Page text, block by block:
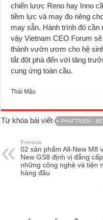
chiến lược Reno hay Inno
tiềm lực và may đo riêng
may sẵn. Hành trình đó
vậy Vietnam CEO Forum
thành vườn ươm cho hệ
tắt đột phá đến với tăng
cung ứng toàn cầu.
Thái Mậu
Từ khóa bài viết PHATTRIEN -
Previous
02 sản phẩm All-New M8
New GS8 định vị đẳng
những công nghệ và tiện
hàng đầu